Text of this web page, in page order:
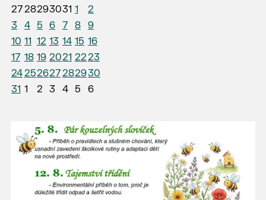
2728293031 1
2
3
4 5 6 7 8
9
10 11 12 13 14 15 16
17 18 19 2021 2223
24252627282930
31 1 2 3 4 5 6